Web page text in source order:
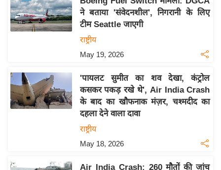
ई
-
मि
सा
ल
ल
ने बताया 'संवेदनशील', निगरानी के लिए
टीम Seattle जाएगी
राष्ट्रीय
May 19, 2026
'पायलट सुमीत का शव देखा, कंट्रोल
कसकर पकड़ रखे थे', Air India Crash
के बाद का खौफनाक मंज़र, चश्मदीद का
दहला देने वाला दावा
राष्ट्रीय
May 18, 2026
Air India Crash: 260 मौतों की जांच